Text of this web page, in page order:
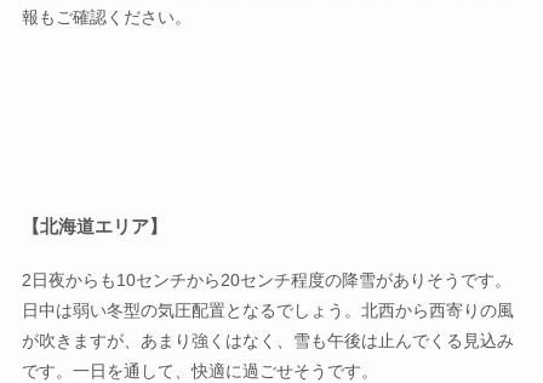
報もご確認ください。
【北海道エリア】
2日夜からも10センチから20センチ程度の降雪がありそうです。
日中は弱い冬型の気圧配置となるでしょう。北西から西寄りの風
が吹きますが、あまり強くはなく、雪も午後は止んでくる見込み
です。一日を通して、快適に過ごせそうです。